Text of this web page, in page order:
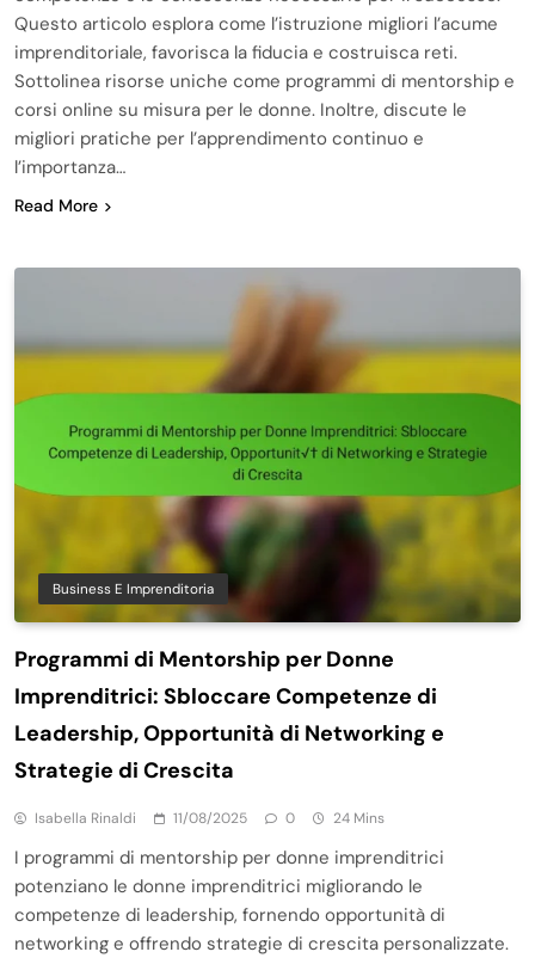
Questo articolo esplora come l’istruzione migliori l’acume
imprenditoriale, favorisca la fiducia e costruisca reti.
Sottolinea risorse uniche come programmi di mentorship e
corsi online su misura per le donne. Inoltre, discute le
migliori pratiche per l’apprendimento continuo e
l’importanza…
Read More
Business E Imprenditoria
Programmi di Mentorship per Donne
Imprenditrici: Sbloccare Competenze di
Leadership, Opportunità di Networking e
Strategie di Crescita
Isabella Rinaldi 11/08/2025 0 24 Mins
I programmi di mentorship per donne imprenditrici
potenziano le donne imprenditrici migliorando le
competenze di leadership, fornendo opportunità di
networking e offrendo strategie di crescita personalizzate.